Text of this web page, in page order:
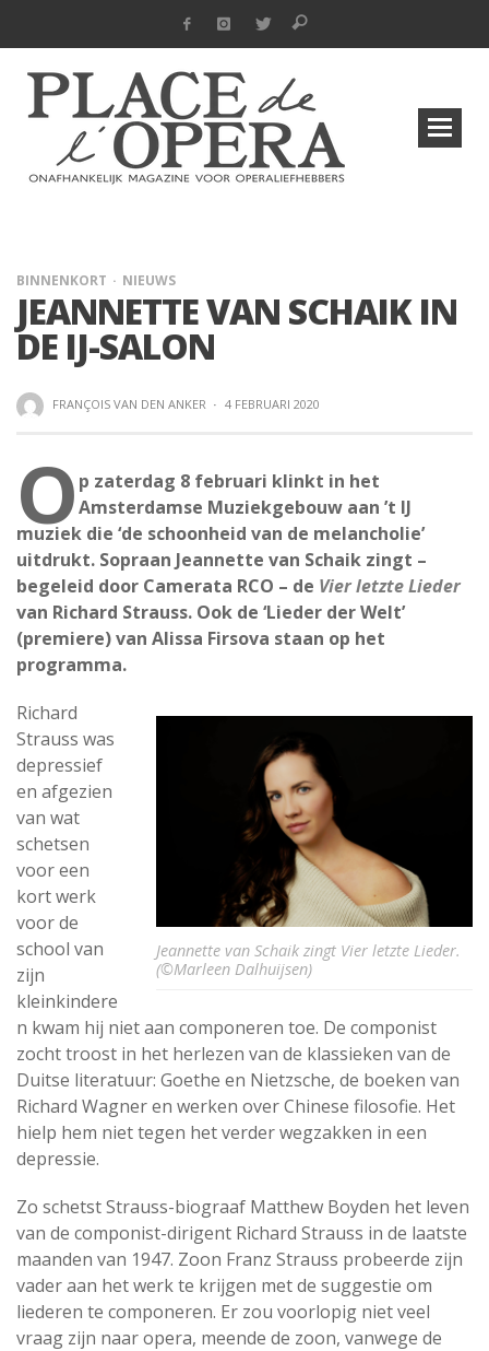
BINNENKORT NIEUWS
JEANNETTE VAN SCHAIK IN
DE IJ-SALON
FRANÇOIS VAN DEN ANKER · 4 FEBRUARI 2020
O p zaterdag 8 februari klinkt in het
Amsterdamse Muziekgebouw aan ’t IJ
muziek die ‘de schoonheid van de melancholie’
uitdrukt. Sopraan Jeannette van Schaik zingt –
begeleid door Camerata RCO – de Vier letzte Lieder
van Richard Strauss. Ook de ‘Lieder der Welt’
(premiere) van Alissa Firsova staan op het
programma.
Jeannette van Schaik zingt Vier letzte Lieder.
(©Marleen Dalhuijsen)
Richard
Strauss was
depressief
en afgezien
van wat
schetsen
voor een
kort werk
voor de
school van
zijn
kleinkindere
n kwam hij niet aan componeren toe. De componist
zocht troost in het herlezen van de klassieken van de
Duitse literatuur: Goethe en Nietzsche, de boeken van
Richard Wagner en werken over Chinese filosofie. Het
hielp hem niet tegen het verder wegzakken in een
depressie.
Zo schetst Strauss-biograaf Matthew Boyden het leven
van de componist-dirigent Richard Strauss in de laatste
maanden van 1947. Zoon Franz Strauss probeerde zijn
vader aan het werk te krijgen met de suggestie om
liederen te componeren. Er zou voorlopig niet veel
vraag zijn naar opera, meende de zoon, vanwege de